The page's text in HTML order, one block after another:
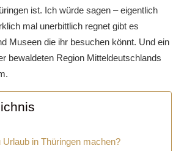
ist. Ich würde sagen – eigentlich
mal unerbittlich regnet gibt es
Museen die ihr besuchen könnt. Und ein
bewaldeten Region Mitteldeutschlands
in Thüringen machen?